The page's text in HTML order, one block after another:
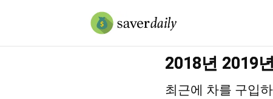
2018년 2019
최근에 차를 구입